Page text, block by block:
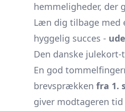
hemmeligheder, der
Læn dig tilbage med
hyggelig succes -
Den danske
En god
brevsprækken fra 1.
giver modtageren